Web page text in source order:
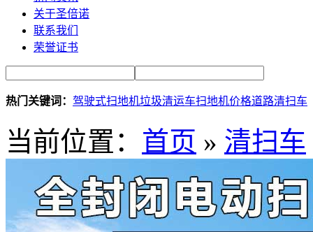
关于圣倍诺
联系我们
荣誉证书
热门关键词： 驾驶式扫地机垃圾清运车扫地机价格道路清扫车
当前位置： 首页 » 清扫车